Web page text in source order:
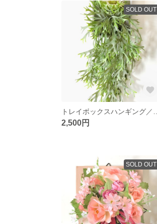
SOLD OUT
2,500円
SOLD OUT